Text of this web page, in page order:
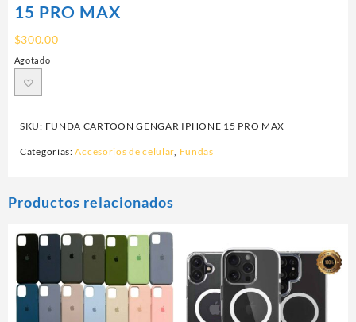
15 PRO MAX
$300.00
Agotado
SKU: FUNDA CARTOON GENGAR IPHONE 15 PRO MAX
Categorías:Accesorios de celular, Fundas
Productos relacionados